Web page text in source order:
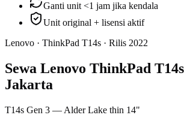
Ganti unit <1 jam jika kendala
Unit original + lisensi aktif
Lenovo · ThinkPad T14s · Rilis 2022
Sewa Lenovo ThinkPad
Jakarta
T14s Gen 3 — Alder Lake thin 14"